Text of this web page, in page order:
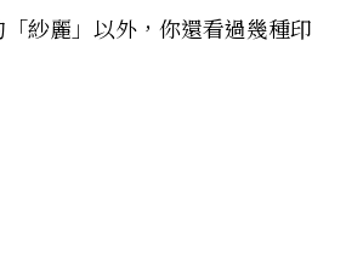
紗麗」以外，你還看過幾種印